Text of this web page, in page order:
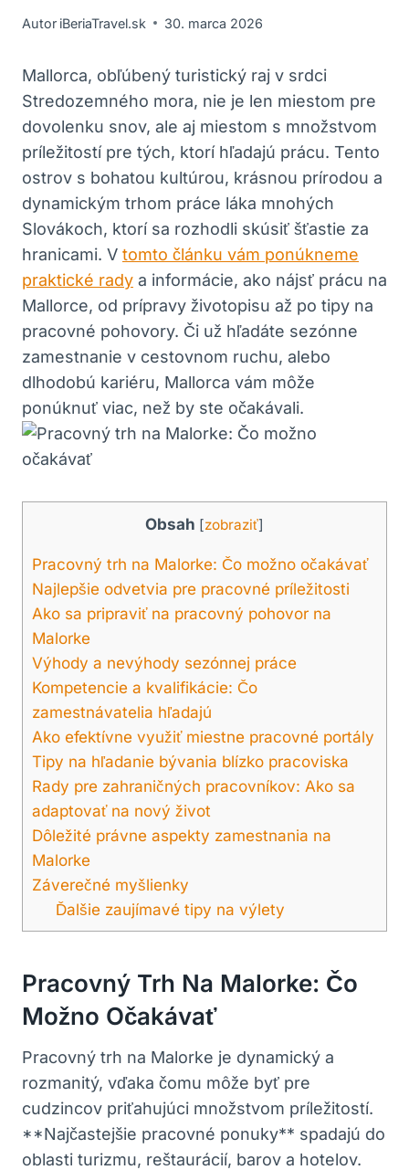
Autor iBeriaTravel.sk 30. marca 2026
Mallorca, obľúbený turistický raj v srdci
Stredozemného mora, nie je len miestom pre
dovolenku snov, ale aj miestom s množstvom
príležitostí pre tých, ktorí hľadajú prácu. Tento
ostrov s bohatou kultúrou, krásnou prírodou a
dynamickým trhom práce láka mnohých
Slovákoch, ktorí sa rozhodli skúsiť šťastie za
hranicami. V tomto článku vám ponúkneme
praktické rady a informácie, ako nájsť prácu na
Mallorce, od prípravy životopisu až po tipy na
pracovné pohovory. Či už hľadáte sezónne
zamestnanie v cestovnom ruchu, alebo
dlhodobú kariéru, Mallorca vám môže
ponúknuť viac, než by ste očakávali.
Obsah [zobraziť]
Pracovný trh na Malorke: Čo možno očakávať
Najlepšie odvetvia pre pracovné príležitosti
Ako sa pripraviť na pracovný pohovor na
Malorke
Výhody a nevýhody sezónnej práce
Kompetencie a kvalifikácie: Čo
zamestnávatelia hľadajú
Ako efektívne využiť miestne pracovné portály
Tipy na hľadanie bývania blízko pracoviska
Rady pre zahraničných pracovníkov: Ako sa
adaptovať na nový život
Dôležité právne aspekty zamestnania na
Malorke
Záverečné myšlienky
Ďalšie zaujímavé tipy na výlety
Pracovný Trh Na Malorke: Čo
Možno Očakávať
Pracovný trh na Malorke je dynamický a
rozmanitý, vďaka čomu môže byť pre
cudzincov priťahujúci množstvom príležitostí.
**Najčastejšie pracovné ponuky** spadajú do
oblasti turizmu, reštaurácií, barov a hotelov.